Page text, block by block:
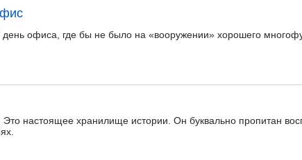
офиса, где бы не было на «вооружении» хорошего
Это настоящее хранилище истории. Он буквально пропитан